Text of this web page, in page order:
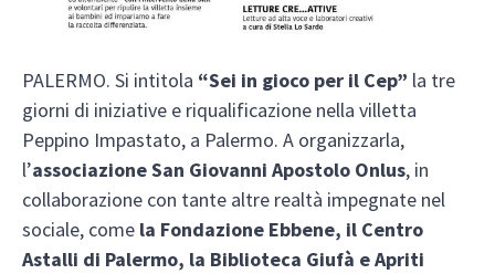
PALERMO. Si intitola “Sei in gioco per il Cep” la tre
giorni di iniziative e riqualificazione nella villetta
Peppino Impastato, a Palermo. A organizzarla,
l’associazione San Giovanni Apostolo Onlus, in
collaborazione con tante altre realtà impegnate nel
sociale, come la Fondazione Ebbene, il Centro
Astalli di Palermo, la Biblioteca Giufà e Apriti